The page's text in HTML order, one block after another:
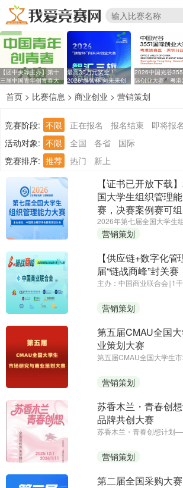
【团中央等主办】第十
三届中国青年创青春大
最高30万元奖金！
2026“旗智杯”向未来创
2026中国光谷
际创业大赛「粤
首页 > 比赛信息 > 商业创业 > 营销策划
竞赛阶段: 不限 正在报名 报名结束
即将报名
活动对象: 不限 全国 各省
国际
竞赛排序: 推荐 热门 新上
【证书已开放下载
国大学生组织管理
赛，决赛案例赛可
2026年第七届全国大学生
报名截止时间：2026年6
业经济学会教育培训分会
营销策划
【供应链+数字化
届“链战商峰”封关赛
主办：中国商业联合会||1
营销策划
第五届CMAU全国
业策划大赛
第五届CMAU全国大学生
（www.cmau.org.cn）、
（www.credamo.com）
营销策划
苏香木兰・青春创
品牌共创大赛
苏香木兰・青春创想计划
海苏香木兰健康科技有限公
营销策划
第二届全国采购大赛